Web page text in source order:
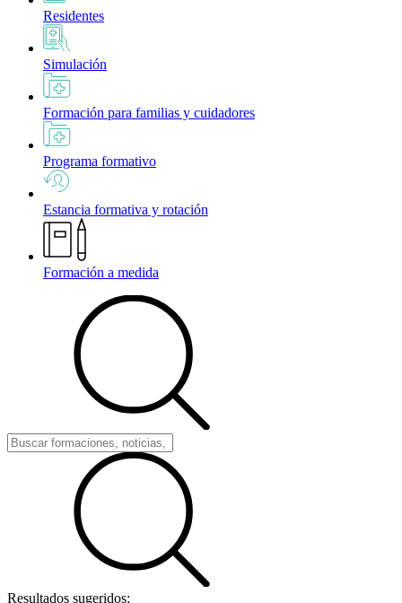
Residentes
Simulación
Formación para familias y cuidadores
Programa formativo
Estancia formativa y rotación
Formación a medida
Resultados sugeridos: